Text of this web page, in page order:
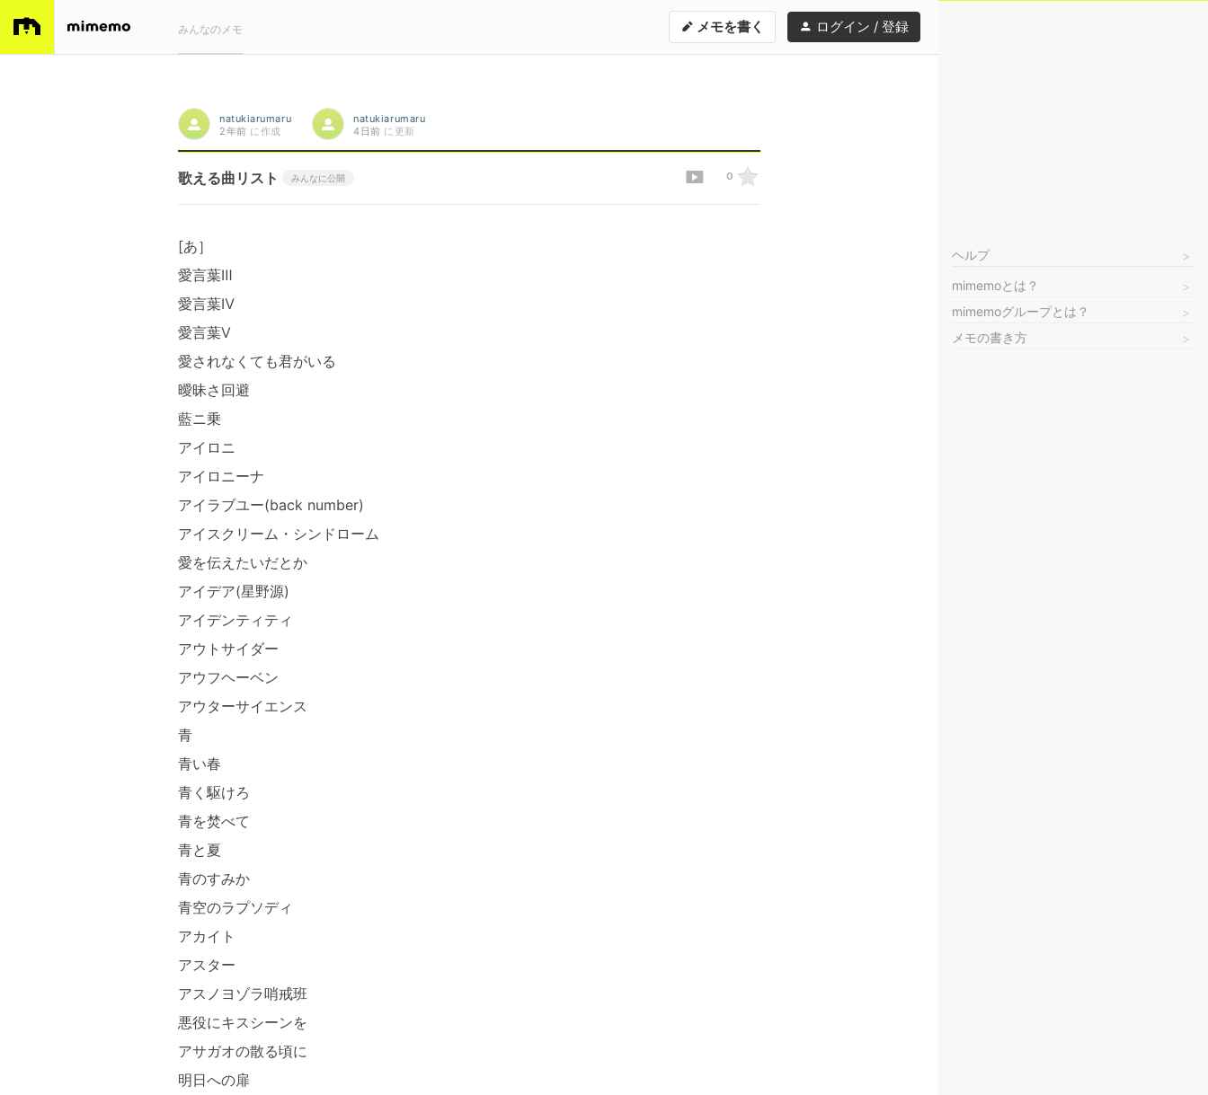
みんなのメモ メモを書く ログイン / 登録
natukiarumaru
2年前 に作成
natukiarumaru
4日前 に更新
0
歌える曲リスト みんなに公開
[あ］
愛言葉Ⅲ
愛言葉Ⅳ
愛言葉Ⅴ
愛されなくても君がいる
曖昧さ回避
藍ニ乗
アイロニ
アイロニーナ
アイラブユー(back number)
アイスクリーム・シンドローム
愛を伝えたいだとか
アイデア(星野源)
アイデンティティ
アウトサイダー
アウフヘーベン
アウターサイエンス
青
青い春
青く駆けろ
青を焚べて
青と夏
青のすみか
青空のラプソディ
アカイト
アスター
アスノヨゾラ哨戒班
悪役にキスシーンを
アサガオの散る頃に
明日への扉
ヘルプ
mimemoとは？
mimemoグループとは？
メモの書き方